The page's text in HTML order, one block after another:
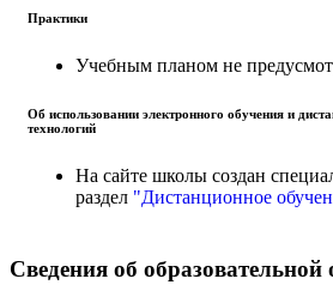
Практики
Учебным планом не
Об использовании электронного обучения и
технологий
На сайте школы создан
раздел "Дистанционное
Сведения об образовательной